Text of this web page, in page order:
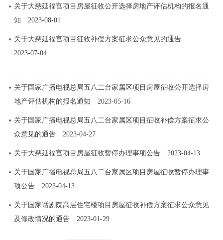
关于大慈延福宫项目房屋征收公开选择房地产评估机构的报名通
知
2023-08-01
关于大慈延福宫项目征收补偿方案征求公众意见的通告
2023-07-04
关于国家广播电视总局五八二台家属区项目房屋征收公开选择房
地产评估机构的报名通知
2023-05-16
关于国家广播电视总局五八二台家属区项目征收补偿方案征求公
众意见的通告
2023-04-27
关于大慈延福宫项目房屋征收暂停办理事项公告 2023-04-13
关于国家广播电视总局五八二台家属区项目房屋征收暂停办理事
项公告
2023-04-13
关于国家话剧院高层住宅楼项目房屋征收补偿方案征求公众意见
及修改情况的通告
2023-01-29